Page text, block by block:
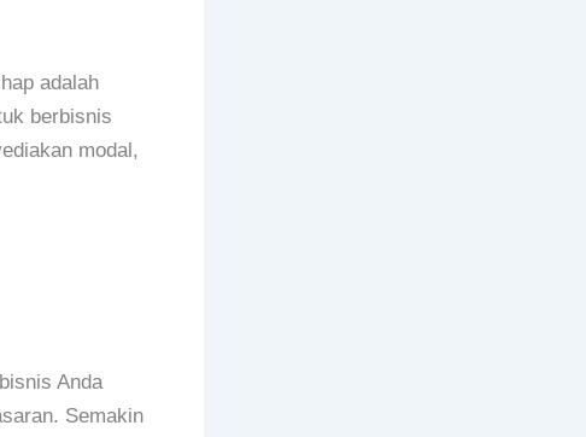
adalah
berbisnis
modal,
Anda
Semakin